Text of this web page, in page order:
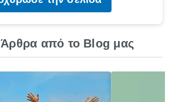
Άρθρα από το Blog μας